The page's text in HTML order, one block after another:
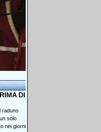
DI
raduno
solo
nei giorni